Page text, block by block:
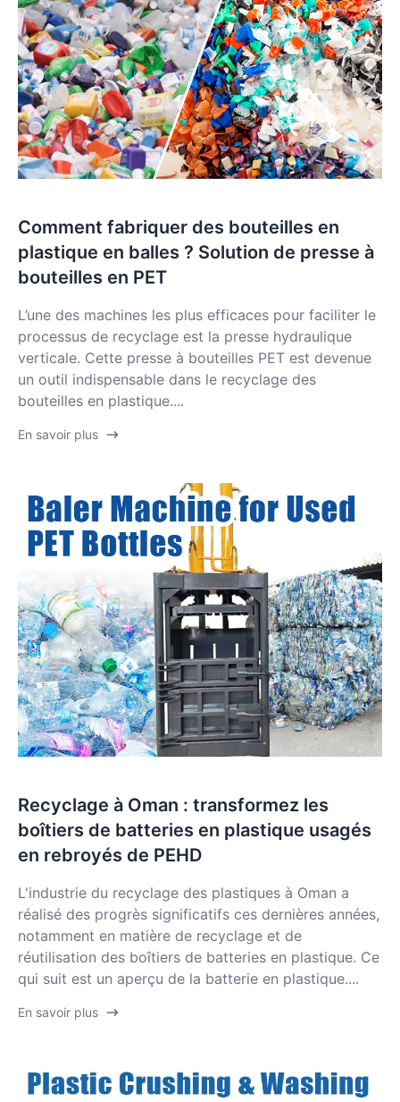
Comment fabriquer des bouteilles en
plastique en balles ? Solution de presse à
bouteilles en PET
L’une des machines les plus efficaces pour faciliter le
processus de recyclage est la presse hydraulique
verticale. Cette presse à bouteilles PET est devenue
un outil indispensable dans le recyclage des
bouteilles en plastique....
En savoir plus
Recyclage à Oman : transformez les
boîtiers de batteries en plastique usagés
en rebroyés de PEHD
L'industrie du recyclage des plastiques à Oman a
réalisé des progrès significatifs ces dernières années,
notamment en matière de recyclage et de
réutilisation des boîtiers de batteries en plastique. Ce
qui suit est un aperçu de la batterie en plastique....
En savoir plus